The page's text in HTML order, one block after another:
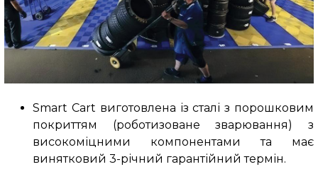
Smart Cart виготовлена ​​із сталі з порошковим
покриттям (роботизоване зварювання) з
високоміцними компонентами та має
винятковий 3-річний гарантійний термін.